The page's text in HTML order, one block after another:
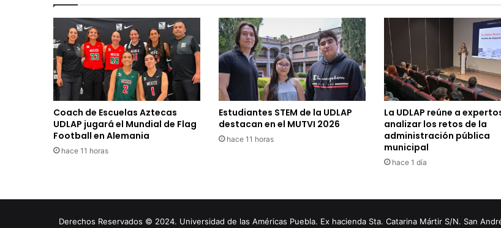
Coach de Escuelas Aztecas
UDLAP jugará el Mundial de Flag
Football en Alemania
hace 11 horas
Estudiantes STEM de la UDLAP
destacan en el MUTVI 2026
hace 11 horas
La UDLAP reúne a
analizar los retos de la
administración pública
municipal
hace 1 día
Derechos Reservados © 2024. Universidad de las Américas Puebla. Ex hacienda Sta. Catarina Mártir S/N. San